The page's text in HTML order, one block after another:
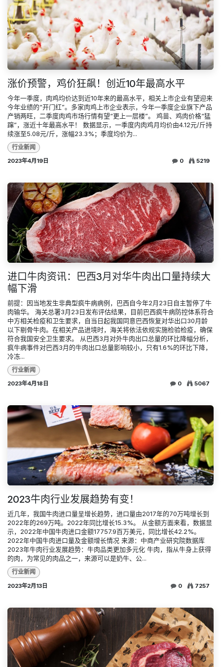
涨价预警，鸡价狂飙！创近10年最高水平
今年一季度，肉鸡均价达到近10年来的最高水平，相关上市企业有望迎来
今年业绩的“开门红”。多家肉鸡上市企业表示，今年一季度企业旗下产品
产销两旺，二季度肉鸡市场行情有望“更上一层楼”。 鸡苗、鸡肉价格“猛
蹿”，涨近十年最高水平！ 数据显示，一季度内肉鸡月均价由4.12元/斤持
续涨至5.08元/斤，涨幅23.3%；季度均价为...
行业新闻
2023年4月19日 0 5219
进口牛肉资讯：巴西3月对华牛肉出口量持续大
幅下滑
前提：因当地发生非典型疯牛病病例，巴西自今年2月23日自主暂停了牛
肉输华。 海关总署3月23日发布评估结果，目前巴西疯牛病防控体系符合
中方相关检疫和卫生要求，自当日起我国同意巴西恢复对华出口30月龄
以下剔骨牛肉。在相关产品进境时，海关将依法依规实施检验检疫，确保
符合我国安全卫生要求。 从巴西3月对外牛肉出口总量的环比降幅分析，
疯牛病事件对巴西3月的牛肉出口总量影响较小，只有1.6%的环比下降，
冷冻...
行业新闻
2023年4月18日 0 5067
2023牛肉行业发展趋势有变！
近几年，我国牛肉进口量呈增长趋势，进口量由2017年的70万吨增长到
2022年的269万吨。2022年同比增长15.3%。 从金额方面来看，数据显
示，2022年中国牛肉进口金额17757.9百万美元，同比增长42.2%。
2022年中国牛肉进口量及金额增长情况 来源：中商产业研究院数据库
2023年牛肉行业发展趋势：牛肉品类更加多元化 牛肉，指从牛身上获得
的肉，为常见的肉品之一，来源可以是奶牛、公...
行业新闻
2023年2月13日 0 7257